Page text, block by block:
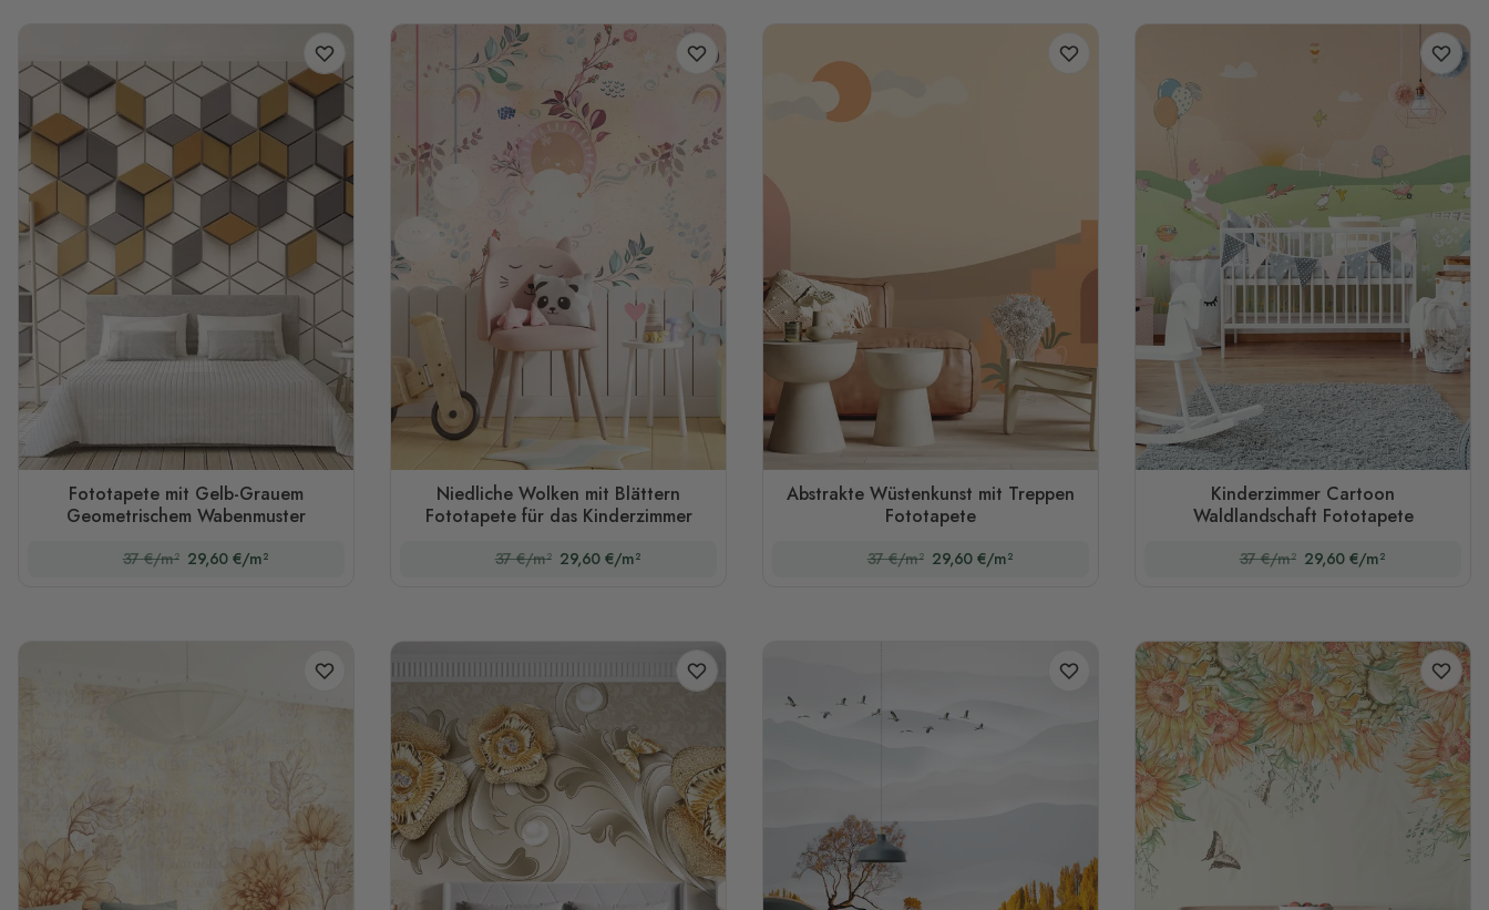
Fototapete mit Gelb-Grauem
Geometrischem Wabenmuster
37 €/m² 29,60 €/m²
Niedliche Wolken mit Blättern
Fototapete für das Kinderzimmer
37 €/m² 29,60 €/m²
Abstrakte Wüstenkunst mit Treppen
Fototapete
37 €/m² 29,60 €/m²
Kinderzimmer Cartoon
Waldlandschaft Fototapete
37 €/m² 29,60 €/m²